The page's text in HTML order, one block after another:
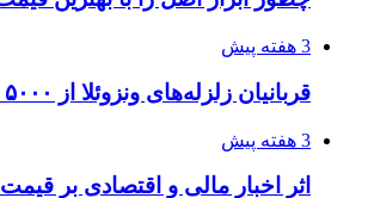
از کجا تجهیزات ترافیکی باکیفیت
انتخاب بهترین فروشنده
4 هفته پیش